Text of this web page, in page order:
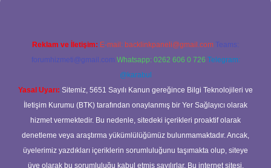
Reklam ve İletişim: E-mail: backlinkpaneli@gmail.com Teams:
forumhizmeti@gmail.com Whatsapp: 0262 606 0 726 Telegram:
@karabul
Yasal Uyarı: Sitemiz, 5651 Sayılı Kanun gereğince Bilgi Teknolojileri ve
İletişim Kurumu (BTK) tarafından onaylanmış bir Yer Sağlayıcı olarak
hizmet vermektedir. Bu nedenle, sitedeki içerikleri proaktif olarak
denetleme veya araştırma yükümlülüğümüz bulunmamaktadır. Ancak,
üyelerimiz yazdıkları içeriklerin sorumluluğunu taşımakta olup, siteye
üye olarak bu sorumluluğu kabul etmiş sayılırlar. Bu internet sitesi,